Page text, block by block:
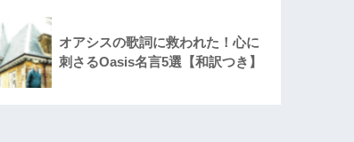
オアシスの歌詞に救われた！心に
刺さるOasis名言5選【和訳つき】